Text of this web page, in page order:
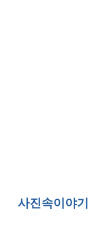
사진속이야기